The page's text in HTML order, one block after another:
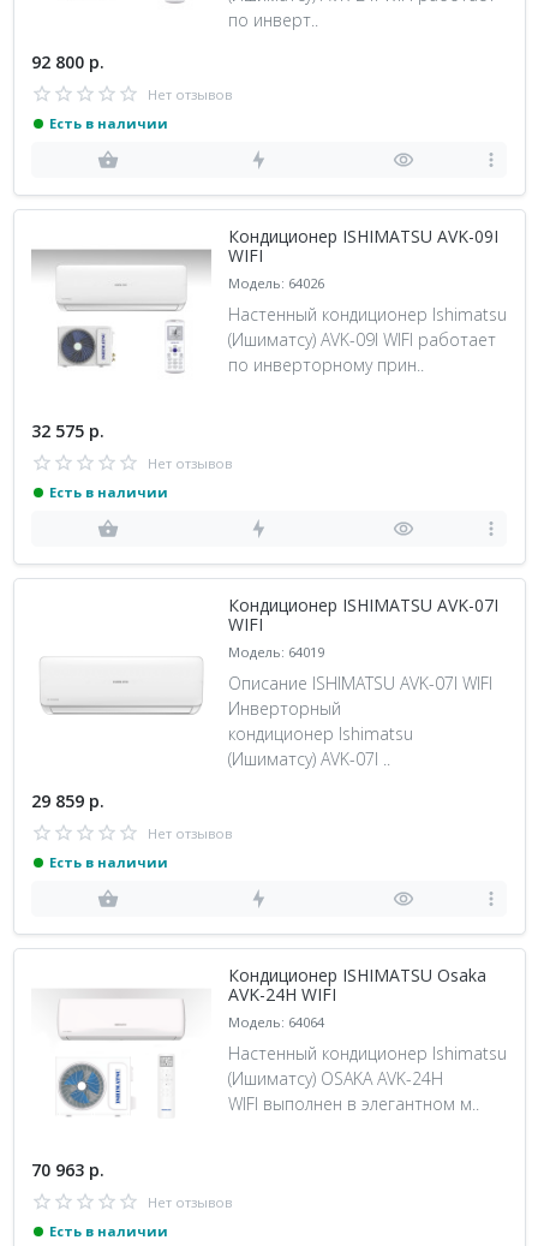
по инверт..
92 800 р.
Нет отзывов
Есть в наличии
Кондиционер ISHIMATSU AVK-09I
WIFI
Модель: 64026
Настенный кондиционер Ishimatsu
(Ишиматсу) AVK-09I WIFI работает
по инверторному прин..
32 575 р.
Нет отзывов
Есть в наличии
Кондиционер ISHIMATSU AVK-07I
WIFI
Модель: 64019
Описание ISHIMATSU AVK-07I WIFI
Инверторный
кондиционер Ishimatsu
(Ишиматсу) AVK-07I ..
29 859 р.
Нет отзывов
Есть в наличии
Кондиционер ISHIMATSU Osaka
AVK-24H WIFI
Модель: 64064
Настенный кондиционер Ishimatsu
(Ишиматсу) OSAKA AVK-24H
WIFI выполнен в элегантном м..
70 963 р.
Нет отзывов
Есть в наличии